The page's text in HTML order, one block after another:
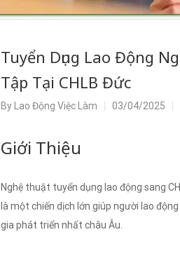
Tuyển Dụng Lao Động
Tập Tại CHLB Đức
By Lao Động Việc Làm 03/04/2025
Giới Thiệu
Nghệ thuật tuyển dụng lao động sang
là một chiến dịch lớn giúp người lao
gia phát triển nhất châu Âu.